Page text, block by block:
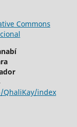
Commons
index